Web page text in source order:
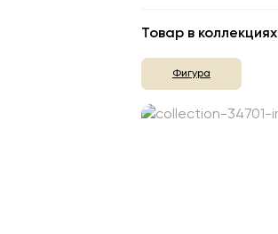
Товар в коллекциях
Фигура